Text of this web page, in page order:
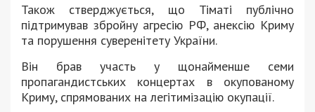
Також стверджується, що Тіматі публічно
підтримував збройну агресію РФ, анексію Криму
та порушення суверенітету України.
Він брав участь у щонайменше семи
пропагандистських концертах в окупованому
Криму, спрямованих на легітимізацію окупації.